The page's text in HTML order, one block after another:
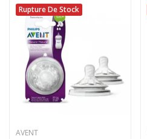
Rupture De Stock
AVENT